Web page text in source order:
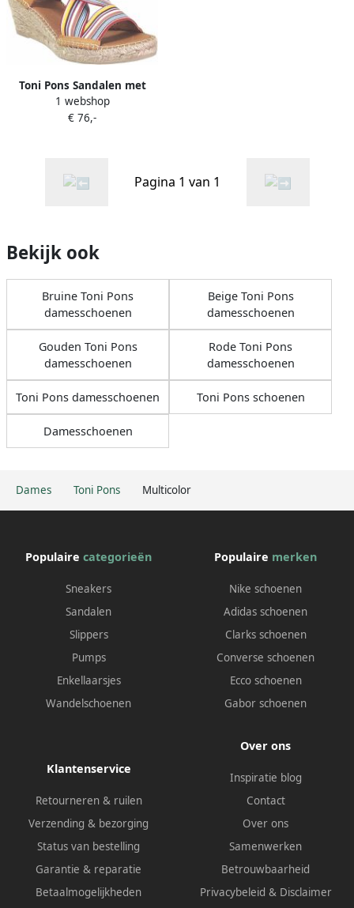
Dames Toni Pons Multicolor
Toni Pons Sandalen met
sleehak Tina
1 webshop
€ 76,-
Pagina 1 van 1
Bekijk ook
Bruine Toni Pons
damesschoenen
Beige Toni Pons
damesschoenen
Gouden Toni Pons
damesschoenen
Rode Toni Pons
damesschoenen
Toni Pons damesschoenen Toni Pons schoenen
Damesschoenen
Populaire categorieën
Sneakers
Sandalen
Slippers
Pumps
Enkellaarsjes
Wandelschoenen
Populaire merken
Nike schoenen
Adidas schoenen
Clarks schoenen
Converse schoenen
Ecco schoenen
Gabor schoenen
Klantenservice
Retourneren & ruilen
Verzending & bezorging
Status van bestelling
Garantie & reparatie
Betaalmogelijkheden
Over ons
Inspiratie blog
Contact
Over ons
Samenwerken
Betrouwbaarheid
Privacybeleid & Disclaimer